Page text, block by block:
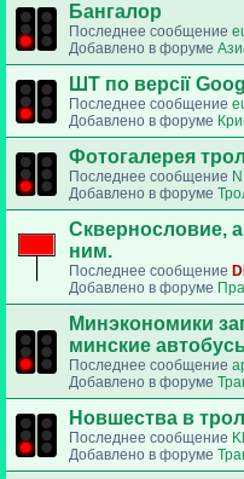
Бангалор
Последнее сообщение
Добавлено в форуме
ШТ по версії
Последнее сообщение
Добавлено в форуме
Фотогалерея
Последнее сообщение
Добавлено в форуме
Сквернословие,
ним.
Последнее сообщение
Добавлено в форуме
Минэкономики
минские
Последнее сообщение
Добавлено в форуме
Новшества в
Последнее сообщение
Добавлено в форуме